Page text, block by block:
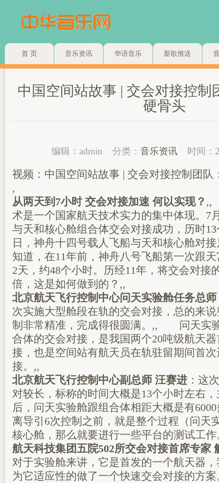
首 页 音乐资讯 华语音乐 新歌推送
中国空间站故事 | 交会对接控制
硬骨头
编辑：admin 分类： 音乐资讯 时间：
视频：中国空间站故事 | 交会对接控制团队
,
从两天到7小时 交会对接加速 何以实现？ ,,
术是一个国家航天技术实力的集中体现。7
与天和核心舱组合体交会对接成功，历时
日，神舟十四号载人飞船与天和核心舱对
知道，在11年前，神舟八号飞船第一次跟
2天，约48个小时。历经11年，将交会对接
倍，这是如何做到的？,,
北京航天飞行控制中心问天实验舱任务总
次实施大型舱段在轨的交会对接，总的来
制非常精准，完成得很圆满。,, 问天实
合体的交会对接，是我国两个20吨级航天
接，也是空间站有航天员在轨驻留期间首
接。,,
北京航天飞行控制中心副总师 汪赛进 ：这
对较长，标称的时间大概是13个小时左右
后，问天实验舱跟组合体相距大概是有
离导引6次控制之前，就是整个过程（问天
核心舱，那么就要进行一些平台的测试
航天科技集团五院502所交会对接首席专家
对于实验舱来讲，它是首发的一个航天器
为它适应性的做了一个快速交会对接的方